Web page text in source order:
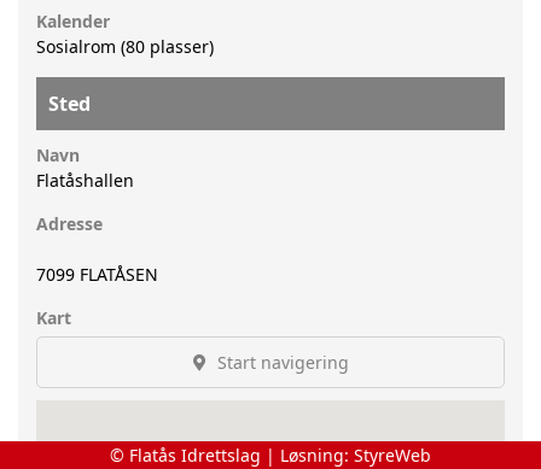
Kalender
Sosialrom (80 plasser)
Sted
Navn
Flatåshallen
Adresse
7099 FLATÅSEN
Kart
Start navigering
© Flatås Idrettslag | Løsning: StyreWeb